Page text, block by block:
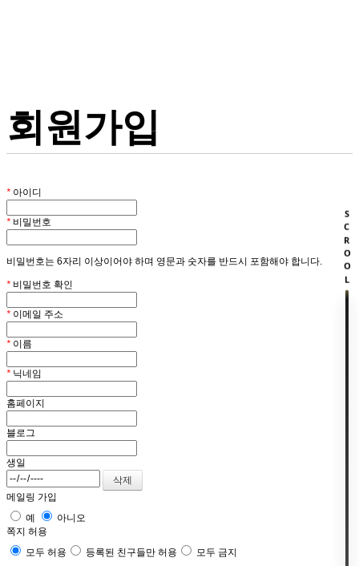
회원가입
* 아이디
* 비밀번호
비밀번호는 6자리 이상이어야 하며 영문과 숫자를 반드시 포함해야 합니다.
* 비밀번호 확인
* 이메일 주소
* 이름
* 닉네임
홈페이지
블로그
생일
메일링 가입
예
아니오
쪽지 허용
모두 허용
등록된 친구들만 허용 모두 금지
SCROOL